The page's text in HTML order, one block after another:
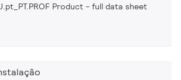
Product - full data sheet